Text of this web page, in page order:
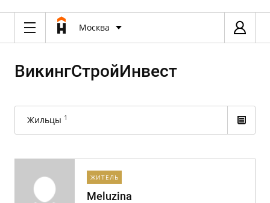
Москва
ВикингСтройИнвест
Жильцы 1
ЖИТЕЛЬ
Meluzina